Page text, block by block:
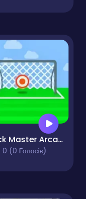
Kick Master Arcade
0 (0 Голосів)